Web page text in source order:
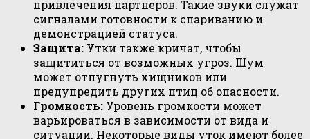
привлечения партнеров. Такие звуки служат
сигналами готовности к спариванию и
демонстрацией статуса.
Защита: Утки также кричат, чтобы
защититься от возможных угроз. Шум
может отпугнуть хищников или
предупредить других птиц об опасности.
Громкость: Уровень громкости может
варьироваться в зависимости от вида и
ситуации. Некоторые виды уток имеют более